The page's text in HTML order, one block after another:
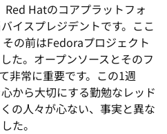
Hatのコアプラットフォ
イスプレジデントです。ここ
の前はFedoraプロジェクト
た。オープンソースとそのフ
非常に重要です。この1週
から大切にする勤勉なレッド
の人々が心ない、事実と異な
た。